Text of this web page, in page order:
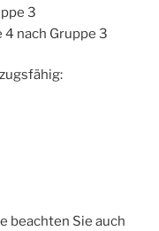
3
4 nach Gruppe 3
beachten Sie auch